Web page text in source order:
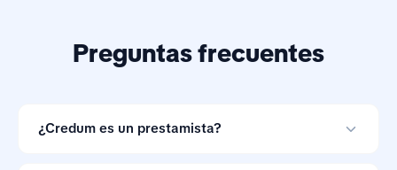
Preguntas frecuentes
¿Credum es un prestamista?